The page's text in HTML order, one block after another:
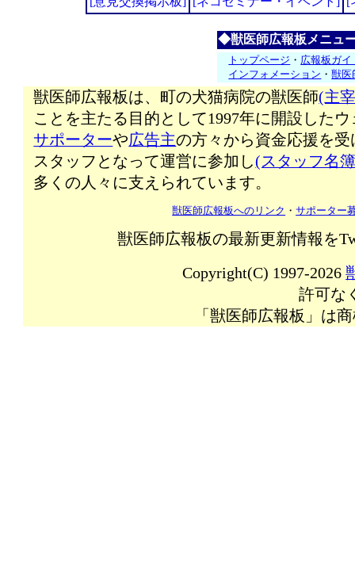
◆獣医師広報板メニュ
トップページ ・ 広報板ガイ
インフォメーション ・獣医
獣医師広報板は、町の犬猫病院の獣医師(主
ことを主たる目的として1997年に開設した
サポーターや広告主の方々から資金応援を受
スタッフとなって運営に参加し(スタッフ名
多くの人々に支えられています。
獣医師広報板へのリンク ・サポーター
獣医師広報板の最新更新情報を
Copyright(C) 1997-2026
許可な
「獣医師広報板」は